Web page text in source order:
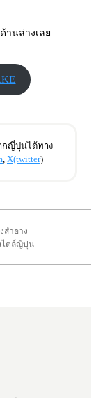
านล่างเลย
กญี่ปุ่นได้ทาง
X(twitter)
สำอาง
ไตล์ญี่ปุ่น